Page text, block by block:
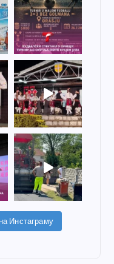
Инстаграму